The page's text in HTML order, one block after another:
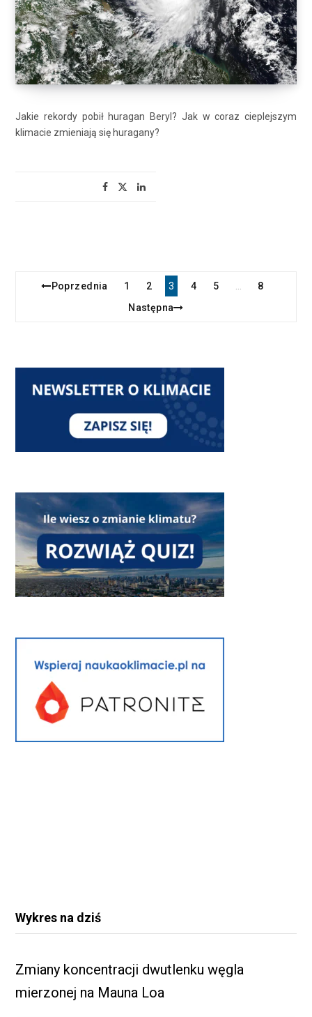
Jakie rekordy pobił huragan Beryl? Jak w coraz cieplejszym
klimacie zmieniają się huragany?
Poprzednia 1 2 3 4 5 …
8
Następna
Wykres na dziś
Zmiany koncentracji dwutlenku węgla
mierzonej na Mauna Loa